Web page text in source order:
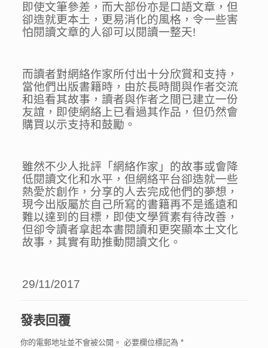
即使文筆參差，而大部份亦是口語文章，但
卻造就更本土，更易消化的風格，令一些害
怕閱讀文章的人卻可以閱讀一整天!
而讀者對網絡作家所付出十分欣賞和支持，
當他們出版書籍時，由於長時間與作者交流
和追看其故事，讀者與作者之間已建立一份
友誼，即使網絡上已看過其作品，但仍然會
購買以示支持和鼓勵。
雖然不少人批評「網絡作家」的故事或會降
低閱讀文化和水平，但網絡平台卻造就一些
熱愛於創作，分享的人去完成他們的夢想，
現今出版屬於自己所寫的書籍再不是遙遠和
難以達到的目標，即使文學質素有待改善，
但卻令讀者拿起本書閱讀和更突顯本土文化
故事，其實有助推動閱讀文化。
29/11/2017
發表回覆
你的電郵地址並不會被公開。 必要欄位標記為 *